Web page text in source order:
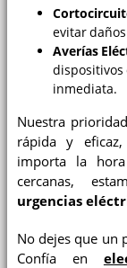
evitar
Averías
dispositivos
inmediata.
Nuestra
rápida y
importa la
cercanas,
urgencias
No dejes que un
Confía en